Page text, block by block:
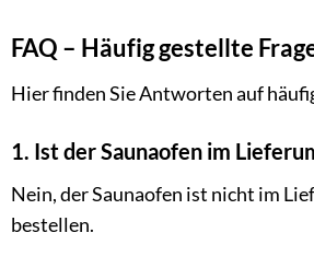
FAQ – Häufig gestellte
Hier finden Sie Antworten auf
1. Ist der Saunaofen im
Nein, der Saunaofen ist nicht im
bestellen.